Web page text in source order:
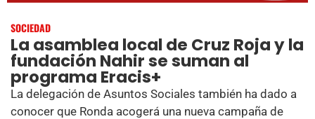
SOCIEDAD
La asamblea local de Cruz Roja y la
fundación Nahir se suman al
programa Eracis+
La delegación de Asuntos Sociales también ha dado a
conocer que Ronda acogerá una nueva campaña de